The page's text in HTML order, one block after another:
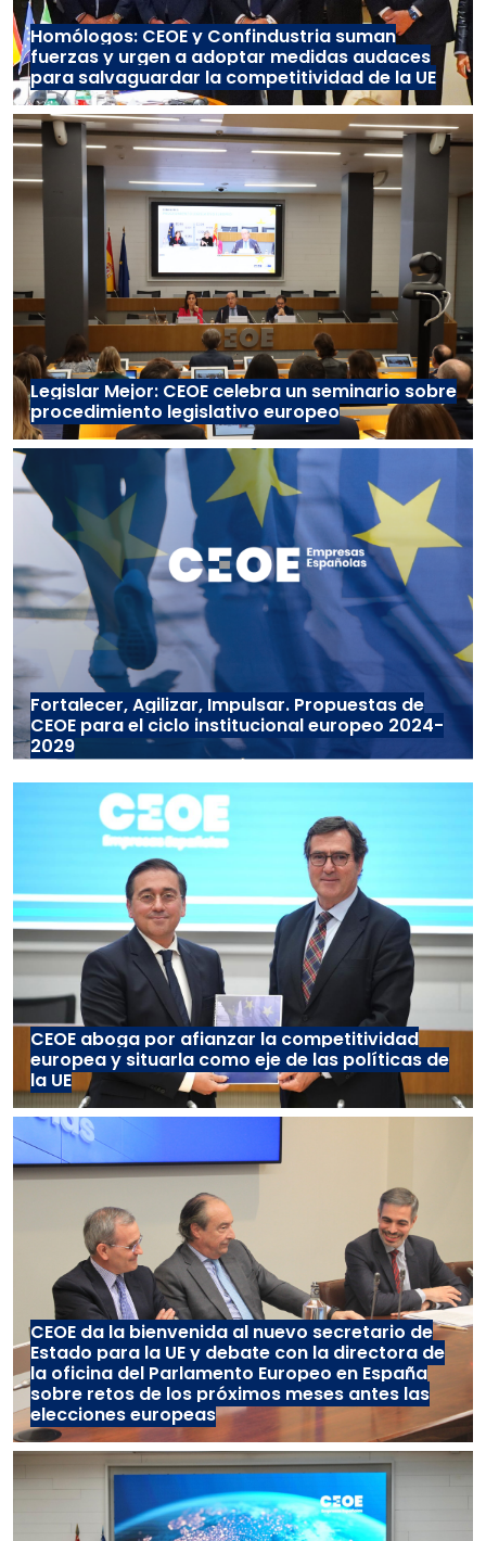
Homólogos: CEOE y Confindustria suman
fuerzas y urgen a adoptar medidas audaces
para salvaguardar la competitividad de la UE
Legislar Mejor: CEOE celebra un seminario sobre
procedimiento legislativo europeo
Fortalecer, Agilizar, Impulsar. Propuestas de
CEOE para el ciclo institucional europeo 2024-
2029
CEOE aboga por afianzar la competitividad
europea y situarla como eje de las políticas de
la UE
CEOE da la bienvenida al nuevo secretario de
Estado para la UE y debate con la directora de
la oficina del Parlamento Europeo en España
sobre retos de los próximos meses antes las
elecciones europeas